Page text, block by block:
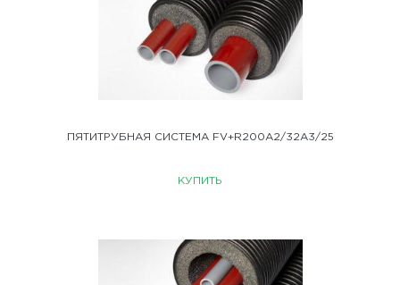
ПЯТИТРУБНАЯ СИСТЕМА FV+R200A2/32A3/25
КУПИТЬ